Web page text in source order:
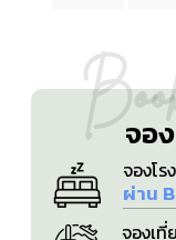
จอ
จองโร
ผ่าน
จองเที่